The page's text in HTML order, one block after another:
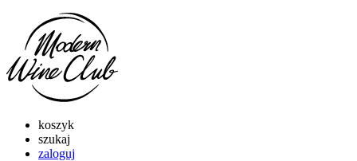
koszyk
szukaj
zaloguj